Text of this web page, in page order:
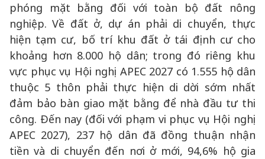
phóng mặt bằng đối với toàn bộ đất nông
nghiệp. Về đất ở, dự án phải di chuyển, thực
hiện tạm cư, bố trí khu đất ở tái định cư cho
khoảng hơn 8.000 hộ dân; trong đó riêng khu
vực phục vụ Hội nghị APEC 2027 có 1.555 hộ dân
thuộc 5 thôn phải thực hiện di dời sớm nhất
đảm bảo bàn giao mặt bằng để nhà đầu tư thi
công. Đến nay (đối với phạm vi phục vụ Hội nghị
APEC 2027), 237 hộ dân đã đồng thuận nhận
tiền và di chuyển đến nơi ở mới, 94,6% hộ gia